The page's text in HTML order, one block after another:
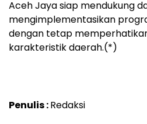
Aceh Jaya siap mendukung
mengimplementasikan
dengan tetap
karakteristik daerah.(*)
Penulis :Redaksi